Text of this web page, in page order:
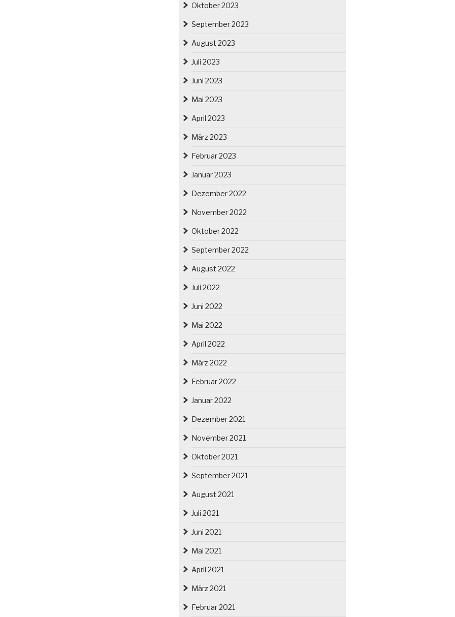
Oktober 2023
September 2023
August 2023
Juli 2023
Juni 2023
Mai 2023
April 2023
März 2023
Februar 2023
Januar 2023
Dezember 2022
November 2022
Oktober 2022
September 2022
August 2022
Juli 2022
Juni 2022
Mai 2022
April 2022
März 2022
Februar 2022
Januar 2022
Dezember 2021
November 2021
Oktober 2021
September 2021
August 2021
Juli 2021
Juni 2021
Mai 2021
April 2021
März 2021
Februar 2021